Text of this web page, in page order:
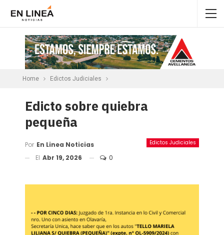
Home Edictos Judiciales
Edicto sobre quiebra
pequeña
Edictos Judiciales
Por En Linea Noticias
El Abr 19, 2026 0